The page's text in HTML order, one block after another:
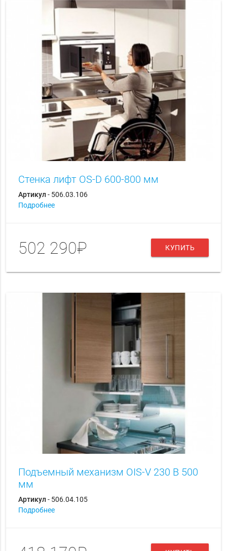
Стенка лифт OS-D 600-800 мм
Артикул- 506.03.106
Подробнее
502 290₽ КУПИТЬ
Подъемный механизм OIS-V 230 В 500
мм
Артикул- 506.04.105
Подробнее